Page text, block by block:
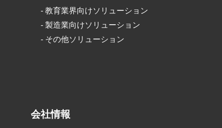
- 教育業界向けソリューション
- 製造業向けソリューション
- その他ソリューション
会社情報